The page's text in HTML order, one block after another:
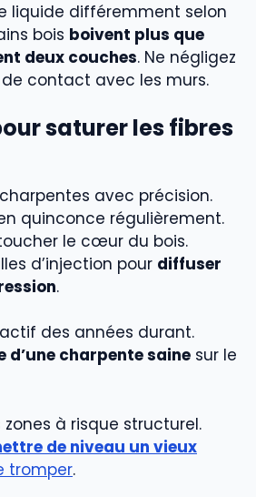
liquide différemment selon
bois boivent plus que
deux couches. Ne négligez
contact avec les murs.
saturer les fibres
avec précision.
quinconce régulièrement.
le cœur du bois.
d’injection pour diffuser
.
des années durant.
d’une charpente saine sur le
à risque structurel.
de niveau un vieux
tromper.